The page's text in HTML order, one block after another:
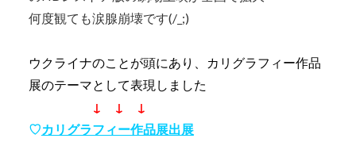
何度観ても涙腺崩壊です(/_;)
ウクライナのことが頭にあり、カリグラフィー作品
展のテーマとして表現しました
↓ ↓ ↓
♡カリグラフィー作品展出展